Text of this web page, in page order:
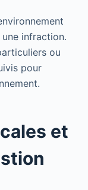
une infraction.
ou
pour
et